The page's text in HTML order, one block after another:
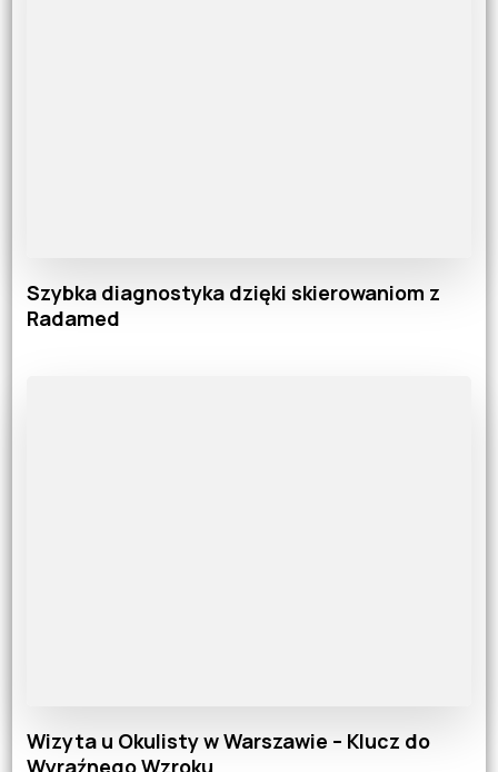
Szybka diagnostyka dzięki skierowaniom z
Radamed
Wizyta u Okulisty w Warszawie – Klucz do
Wyraźnego Wzroku